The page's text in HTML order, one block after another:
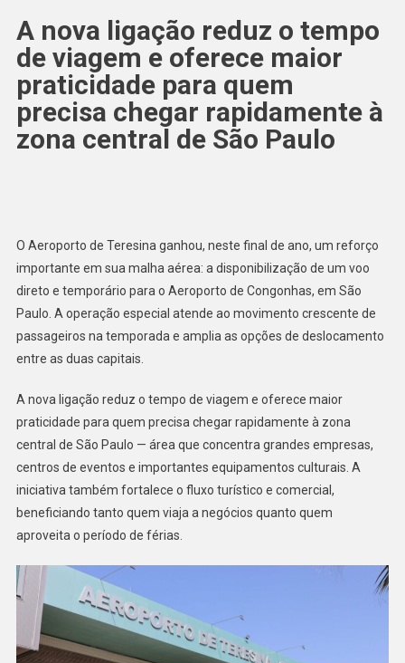
A nova ligação reduz o tempo
de viagem e oferece maior
praticidade para quem
precisa chegar rapidamente à
zona central de São Paulo
O Aeroporto de Teresina ganhou, neste final de ano, um reforço
importante em sua malha aérea: a disponibilização de um voo
direto e temporário para o Aeroporto de Congonhas, em São
Paulo. A operação especial atende ao movimento crescente de
passageiros na temporada e amplia as opções de deslocamento
entre as duas capitais.
A nova ligação reduz o tempo de viagem e oferece maior
praticidade para quem precisa chegar rapidamente à zona
central de São Paulo — área que concentra grandes empresas,
centros de eventos e importantes equipamentos culturais. A
iniciativa também fortalece o fluxo turístico e comercial,
beneficiando tanto quem viaja a negócios quanto quem
aproveita o período de férias.